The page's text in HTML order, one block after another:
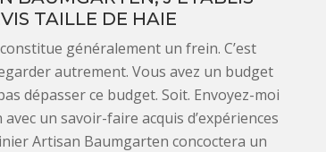
TAILLE DE HAIE
généralement un frein. C’est
autrement. Vous avez un budget
dépasser ce budget. Soit. Envoyez-moi
un savoir-faire acquis d’expériences
Artisan Baumgarten concoctera un